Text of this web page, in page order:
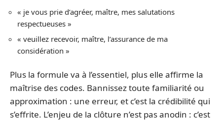
« je vous prie d’agréer, maître, mes salutations
respectueuses »
« veuillez recevoir, maître, l’assurance de ma
considération »
Plus la formule va à l’essentiel, plus elle affirme la
maîtrise des codes. Bannissez toute familiarité ou
approximation : une erreur, et c’est la crédibilité qui
s’effrite. L’enjeu de la clôture n’est pas anodin : c’est